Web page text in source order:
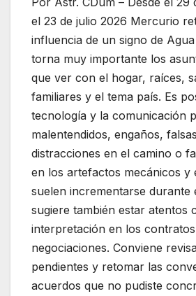
el 23 de julio 2026 Mercurio
influencia de un signo de
torna muy importante los
que ver con el hogar, raíces,
familiares y el tema país. Es
tecnología y la comunicación
malentendidos, engaños,
distracciones en el camino o
en los artefactos mecánicos y
suelen incrementarse durante
sugiere también estar atentos
interpretación en los
negociaciones. Conviene
pendientes y retomar las
acuerdos que no pudiste